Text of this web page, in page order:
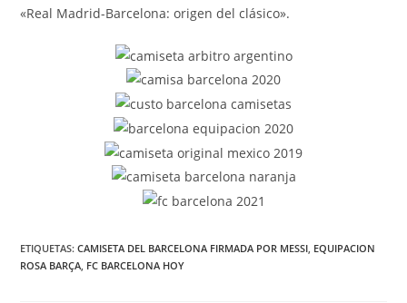
«Real Madrid-Barcelona: origen del clásico».
ETIQUETAS:CAMISETA DEL BARCELONA FIRMADA POR MESSI, EQUIPACION
ROSA BARÇA, FC BARCELONA HOY